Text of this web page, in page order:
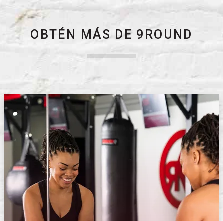
OBTÉN MÁS DE 9ROUND